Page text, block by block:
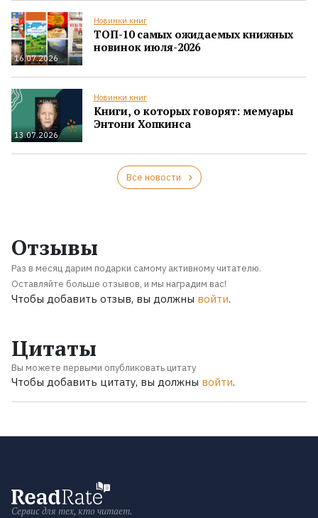
16.07.2026
Новинки книг
ТОП-10 самых ожидаемых книжных
новинок июля-2026
13.07.2026
Новинки книг
Книги, о которых говорят: мемуары
Энтони Хопкинса
Все новости
Отзывы
Раз в месяц дарим подарки самому активному читателю.
Оставляйте больше отзывов, и мы наградим вас!
Чтобы добавить отзыв, вы должны войти.
Цитаты
Вы можете первыми опубликовать цитату
Чтобы добавить цитату, вы должны войти.
Сервис для тех, кто читает.